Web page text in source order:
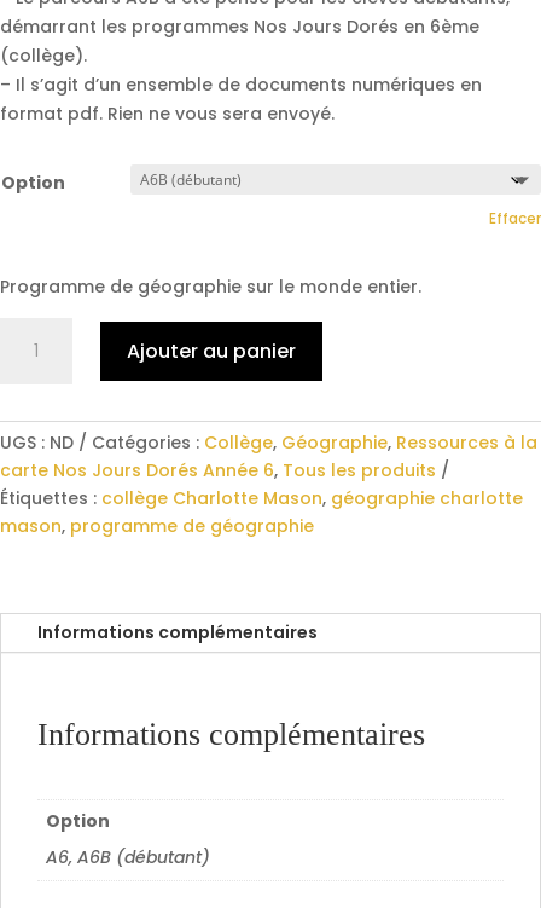
démarrant les programmes Nos Jours Dorés en 6ème
(collège).
– Il s’agit d’un ensemble de documents numériques en
format pdf. Rien ne vous sera envoyé.
Option
Effacer
Programme de géographie sur le monde entier.
–
Géographie
Ajouter au panier
UGS : ND Catégories : Collège, Géographie, Ressources à la
carte Nos Jours Dorés Année 6, Tous les produits
Étiquettes : collège Charlotte Mason, géographie charlotte
mason, programme de géographie
Informations complémentaires
Informations complémentaires
Option
A6, A6B (débutant)